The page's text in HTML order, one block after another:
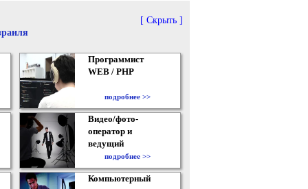
[ Скрыть ]
Программист
WEB / PHP
подробнее >>
Видео/фото-
оператор и
ведущий
подробнее >>
Компьютерный